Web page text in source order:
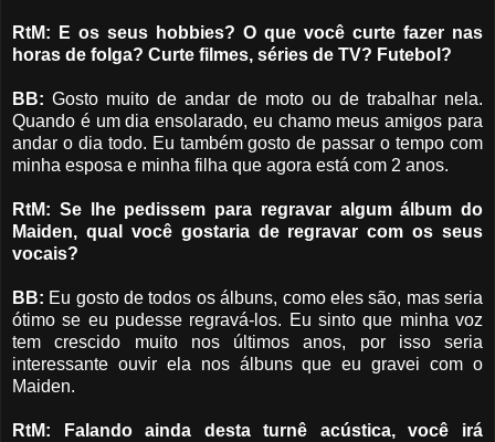
RtM: E os seus hobbies? O que você curte fazer nas
horas de folga? Curte filmes, séries de TV? Futebol?
BB: Gosto muito de andar de moto ou de trabalhar nela.
Quando é um dia ensolarado, eu chamo meus amigos para
andar o dia todo. Eu também gosto de passar o tempo com
minha esposa e minha filha que agora está com 2 anos.
RtM: Se lhe pedissem para regravar algum álbum do
Maiden, qual você gostaria de regravar com os seus
vocais?
BB: Eu gosto de todos os álbuns, como eles são, mas seria
ótimo se eu pudesse regravá-los. Eu sinto que minha voz
tem crescido muito nos últimos anos, por isso seria
interessante ouvir ela nos álbuns que eu gravei com o
Maiden.
RtM: Falando ainda desta turnê acústica, você irá